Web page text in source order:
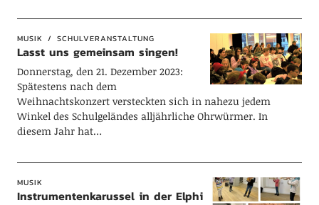
MUSIK SCHULVERANSTALTUNG
Lasst uns gemeinsam singen!
Donnerstag, den 21. Dezember 2023:
Spätestens nach dem
Weihnachtskonzert versteckten sich in nahezu jedem
Winkel des Schulgeländes alljährliche Ohrwürmer. In
diesem Jahr hat…
MUSIK
Instrumentenkarussel in der Elphi